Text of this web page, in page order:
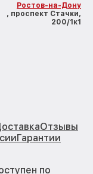
Ростов-на-Дону
, проспект Стачки,
200/1к1
Отзывы
Гарантии
по